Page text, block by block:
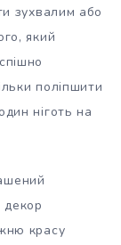
зухвалим або
який
поліпшити
ніготь на
декор
красу